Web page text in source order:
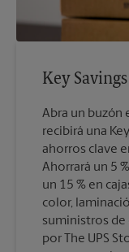
Key
Abra un buzón
recibirá una
ahorros clave
Ahorrará un 5
un 15 % en
color,
suministros de
por The UPS